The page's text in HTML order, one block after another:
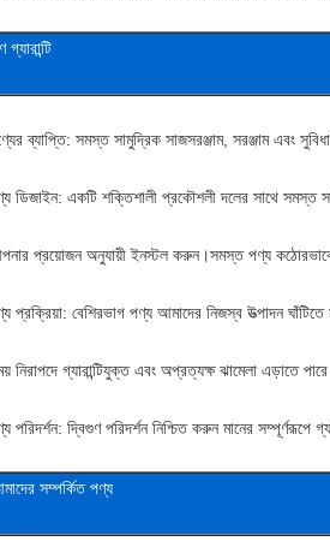
গ্যারান্টি
ব্যাপ্তি: সমস্ত সামুদ্রিক সাজসরঞ্জাম, সরঞ্জাম এবং
ডিজাইন: একটি শক্তিশালী প্রকৌশলী দলের সাথে সমস্ত
প্রয়োজন অনুযায়ী ইনস্টল করুন।সমস্ত পণ্য
প্রক্রিয়া: বেশিরভাগ পণ্য আমাদের নিজস্ব উত্পাদন
নিরাপদে গ্যারান্টিযুক্ত এবং অপ্রত্যক্ষ ঝামেলা এড়াতে পারে
পরিদর্শন: দ্বিগুণ পরিদর্শন নিশ্চিত করুন মানের সম্পূর্ণরূপে
সম্পর্কিত পণ্য